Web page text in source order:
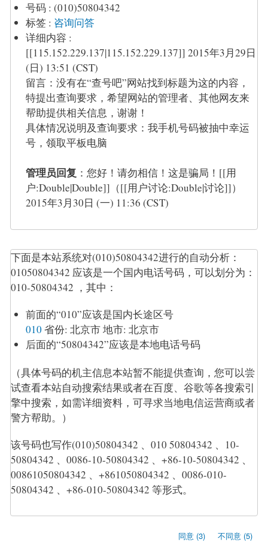
号码 : (010)50804342
标签 : 咨询问答
详细内容 :
[[115.152.229.137|115.152.229.137]] 2015年3月29日
(日) 13:51 (CST)
留言：没有在“查号吧”网站找到标题为这的内容，
特提出查询要求，希望网站的管理者、其他网友来
帮助提供相关信息，谢谢！
具体情况说明及查询要求：我手机号码被抽中幸运
号，领取平板电脑
管理员回复 ：您好！请勿相信！这是骗局！[[用
户:Double|Double]]（[[用户讨论:Double|讨论]]）
2015年3月30日 (一) 11:36 (CST)
下面是本站系统对(010)50804342进行的自动分析：
01050804342 应该是一个国内电话号码，可以划分为：
010-50804342 ，其中：
前面的“010”应该是国内长途区号
010 省份: 北京市地市: 北京市
后面的“50804342”应该是本地电话号码
（具体号码的机主信息本站暂不能提供查询，您可以尝
试查看本站自动搜索结果或者在百度、谷歌等各搜索引
擎中搜索，如需详细资料，可寻求当地电信运营商或者
警方帮助。）
该号码也写作(010)50804342 、010 50804342 、10-
50804342 、0086-10-50804342 、+86-10-50804342 、
00861050804342 、+861050804342 、0086-010-
50804342 、+86-010-50804342 等形式。
同意 (3) 不同意 (5)